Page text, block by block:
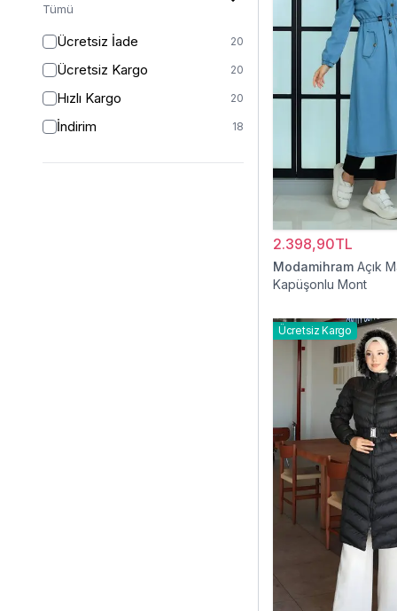
Tümü
Ücretsiz İade 20
Ücretsiz Kargo 20
Hızlı Kargo 20
İndirim 18
2.398,90TL
Modamihram Açık
Kapüşonlu Mont
Ücretsiz Kargo